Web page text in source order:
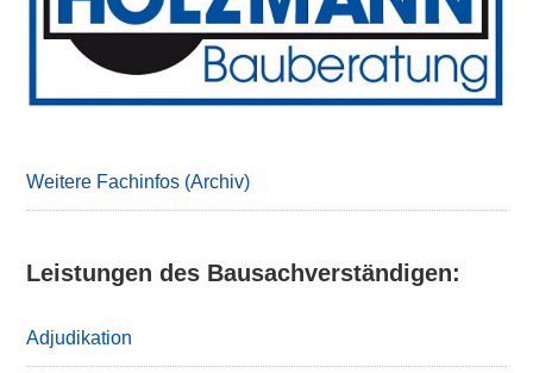
Weitere Fachinfos (Archiv)
Leistungen des Bausachverständigen:
Adjudikation